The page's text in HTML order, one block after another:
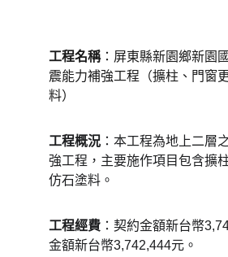
工程名稱：屏東縣新園鄉新園
震能力補強工程（擴柱、門窗
料）
工程概況 ：本工程為地上二層
強工程，主要施作項目包含擴
仿石塗料。
工程經費 ：契約金額新台幣
金額新台幣3,742,444元。